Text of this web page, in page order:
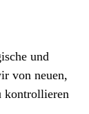
und
von neuen,
kontrollieren